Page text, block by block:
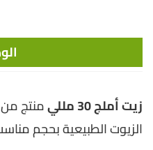
زيت أملج 30 مللي
منتج
الزيوت الطبيعية بحجم